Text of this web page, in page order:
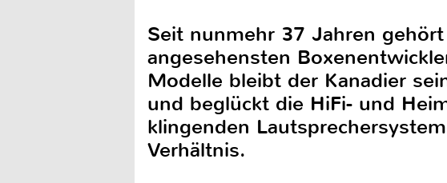
Seit nunmehr 37 Jahren
angesehensten
Modelle bleibt der Kanadier
und beglückt die HiFi- und
klingenden
Verhältnis.